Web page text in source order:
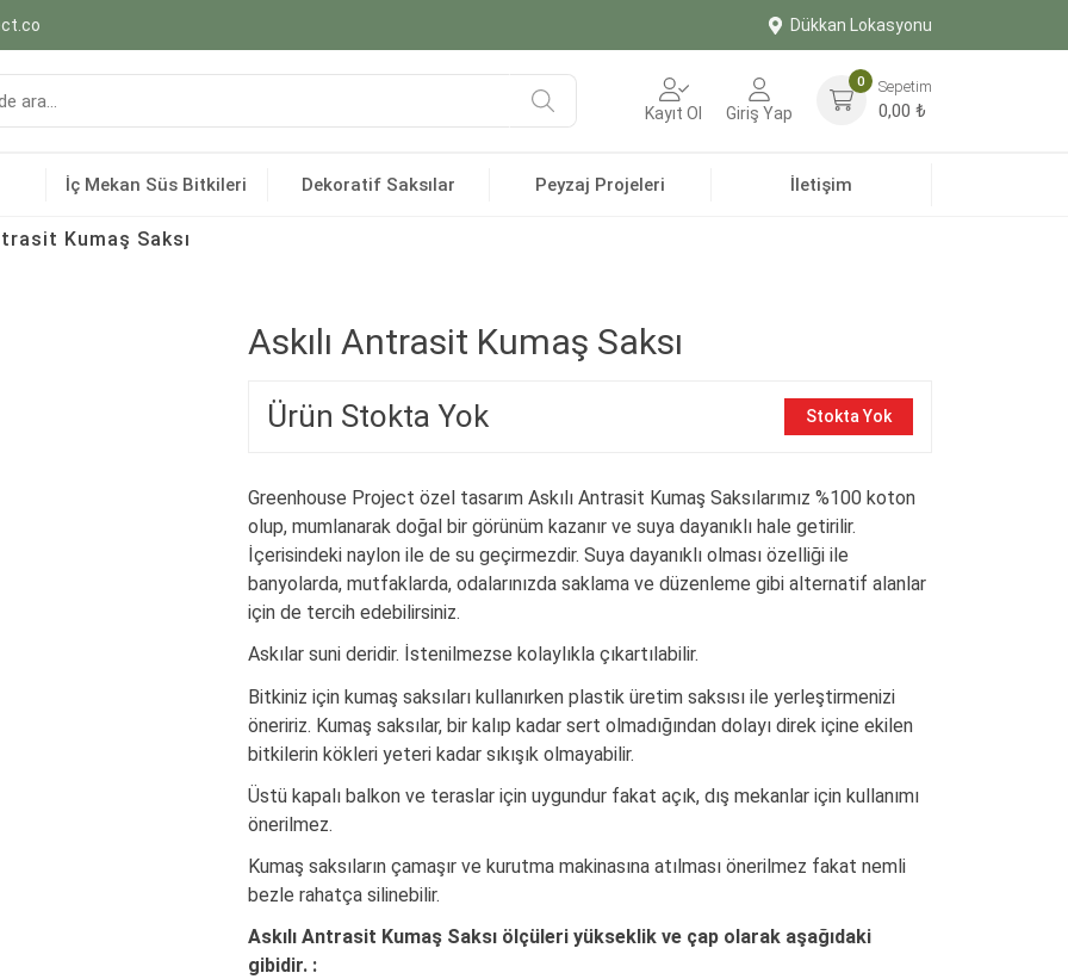
Dükkan Lokasyonu
Ara Kayıt Ol Giriş Yap
0 Sepetim
0,00 ₺
İç Mekan Süs Bitkileri Dekoratif Saksılar Peyzaj Projeleri İletişim
Kumaş Saksı
Askılı Antrasit Kumaş Saksı
Ürün Stokta Yok Stokta Yok
Greenhouse Project özel tasarım Askılı Antrasit Kumaş Saksılarımız %100 koton
olup, mumlanarak doğal bir görünüm kazanır ve suya dayanıklı hale getirilir.
İçerisindeki naylon ile de su geçirmezdir. Suya dayanıklı olması özelliği ile
banyolarda, mutfaklarda, odalarınızda saklama ve düzenleme gibi alternatif alanlar
için de tercih edebilirsiniz.
Askılar suni deridir. İstenilmezse kolaylıkla çıkartılabilir.
Bitkiniz için kumaş saksıları kullanırken plastik üretim saksısı ile yerleştirmenizi
öneririz. Kumaş saksılar, bir kalıp kadar sert olmadığından dolayı direk içine ekilen
bitkilerin kökleri yeteri kadar sıkışık olmayabilir.
Üstü kapalı balkon ve teraslar için uygundur fakat açık, dış mekanlar için kullanımı
önerilmez.
Kumaş saksıların çamaşır ve kurutma makinasına atılması önerilmez fakat nemli
bezle rahatça silinebilir.
Askılı Antrasit Kumaş Saksı ölçüleri yükseklik ve çap olarak aşağıdaki
gibidir. :